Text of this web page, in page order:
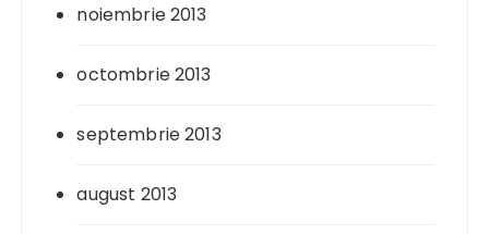
noiembrie 2013
octombrie 2013
septembrie 2013
august 2013